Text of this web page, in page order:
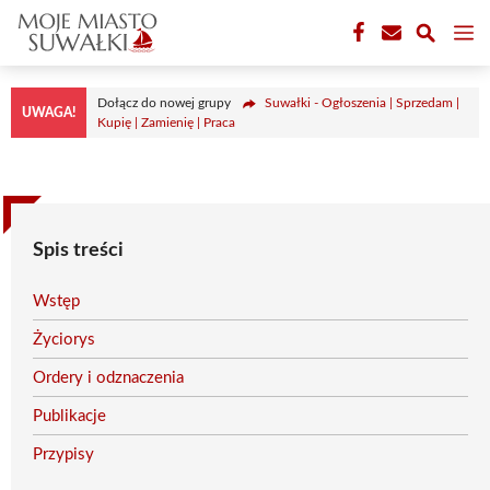
Przejdź
treści
UWAGA!
Dołącz do nowej grupy
Suwałki - Ogłoszenia | Sprzedam |
Kupię | Zamienię | Praca
Spis treści
Wstęp
Życiorys
Ordery i odznaczenia
Publikacje
Przypisy